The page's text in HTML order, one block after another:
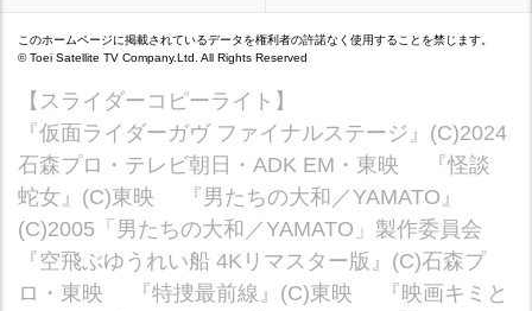
このホームページに掲載されているデータを権利者の許諾なく使用することを禁じます。
©Toei Satellite TV Company.Ltd. All Rights Reserved
【スライダーコピーライト】
『仮面ライダーガヴ ファイナルステージ』(C)2024
石森プロ・テレビ朝日・ADK EM・東映 『怪談
蛇女』(C)東映 『男たちの大和／YAMATO』
(C)2005「男たちの大和／YAMATO」製作委員会
『空飛ぶゆうれい船 4Kリマスター版』(C)石森プ
ロ・東映 『特捜最前線』(C)東映 『映画キミと